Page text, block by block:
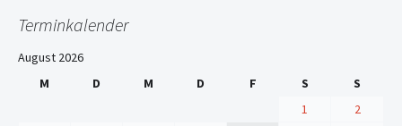
Terminkalender
August 2026
M
D M D F S
S
1
2